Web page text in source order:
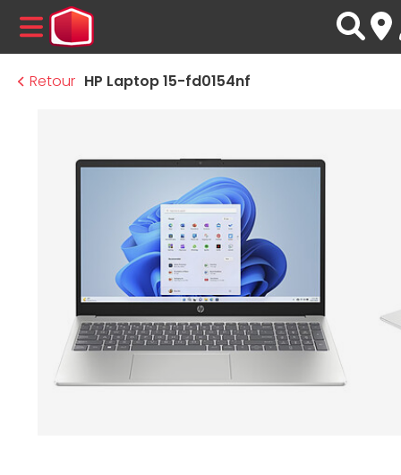
MENU
Retour HP Laptop 15-fd0154nf